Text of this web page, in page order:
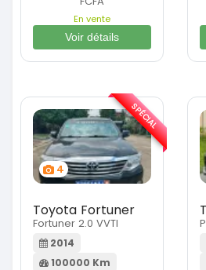
En vente
Voir détails
4
Toyota Fortuner
Fortuner 2.0 VVTI
2014
100000 Km
SPÉCIAL